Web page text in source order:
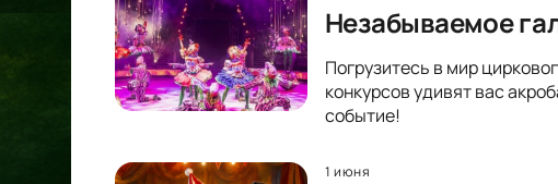
Незабываемое
Погрузитесь в мир
конкурсов удивят вас
событие!
1 июня